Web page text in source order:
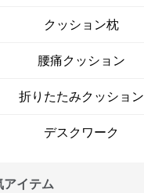
クッション枕
腰痛クッション
折りたたみクッション
デスクワーク
アイテム